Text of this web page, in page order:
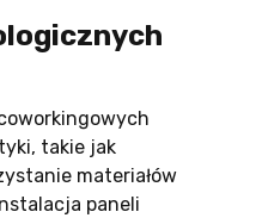
takie jak
materiałów
paneli